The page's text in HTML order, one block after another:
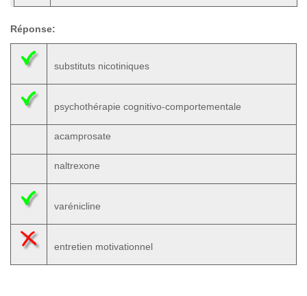
Réponse:
substituts nicotiniques
psychothérapie cognitivo-comportementale
acamprosate
naltrexone
varénicline
entretien motivationnel